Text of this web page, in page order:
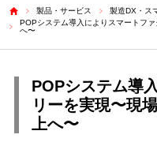
製品・サービス 製造DX・ス
POPシステム導入によりスマートフ
へ〜
POPシステム導
リーを実現〜現
上へ〜